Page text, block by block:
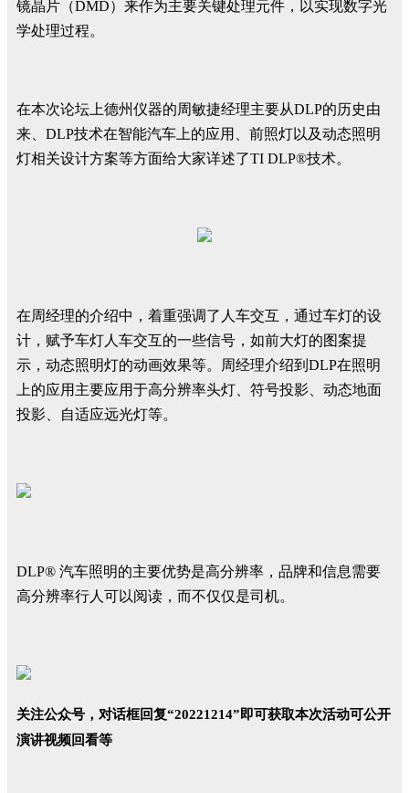
镜晶片（DMD）来作为主要关键处理元件，以实现数字光
学处理过程。
在本次论坛上德州仪器的周敏捷经理主要从DLP的历史由
来、DLP技术在智能汽车上的应用、前照灯以及动态照明
灯相关设计方案等方面给大家详述了TI DLP®技术。
在周经理的介绍中，着重强调了人车交互，通过车灯的设
计，赋予车灯人车交互的一些信号，如前大灯的图案提
示，动态照明灯的动画效果等。周经理介绍到DLP在照明
上的应用主要应用于高分辨率头灯、符号投影、动态地面
投影、自适应远光灯等。
DLP® 汽车照明的主要优势是高分辨率，品牌和信息需要
高分辨率行人可以阅读，而不仅仅是司机。
关注公众号，对话框回复“20221214”即可获取本次活动可公开
演讲视频回看等